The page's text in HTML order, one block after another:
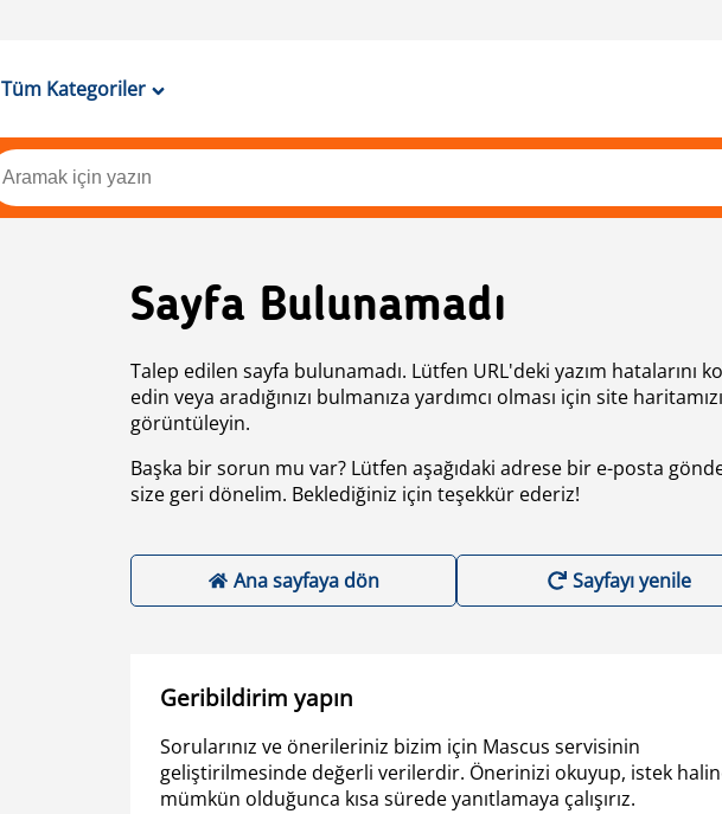
Tüm Kategoriler
Sayfa Bulunamadı
Talep edilen sayfa bulunamadı. Lütfen URL'deki yazım hatalarını
edin veya aradığınızı bulmanıza yardımcı olması için site haritamızı
görüntüleyin.
Başka bir sorun mu var? Lütfen aşağıdaki adrese bir e-posta
size geri dönelim. Beklediğiniz için teşekkür ederiz!
Ana sayfaya dön Sayfayı yenile
Geribildirim yapın
Sorularınız ve önerileriniz bizim için Mascus servisinin
geliştirilmesinde değerli verilerdir. Önerinizi okuyup, istek
mümkün olduğunca kısa sürede yanıtlamaya çalışırız.